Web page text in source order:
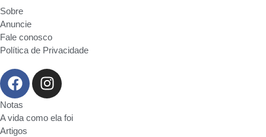
Sobre
Anuncie
Fale conosco
Política de Privacidade
Notas
A vida como ela foi
Artigos